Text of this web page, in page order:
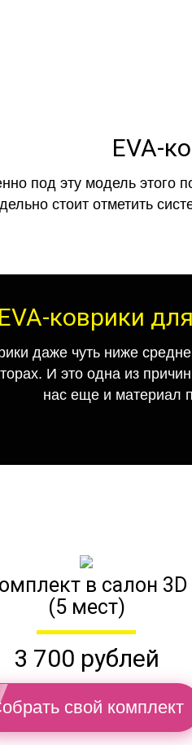
EVA-
под эту модель этого
стоит отметить
коврики
даже чуть ниже
И это одна из
нас еще и материал
в салон 3D
(5 мест)
3 700 рублей
свой комплект